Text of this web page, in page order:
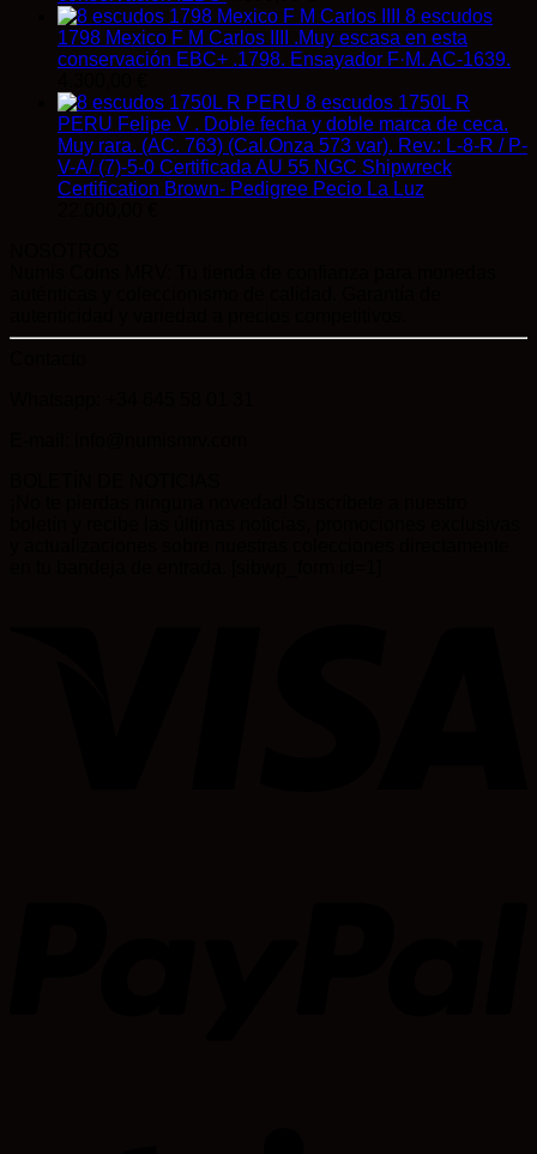
8 escudos
1798 Mexico F M Carlos IIII .Muy escasa en esta
conservación EBC+ .1798. Ensayador F·M. AC-1639.
8 escudos 1750L R
PERU Felipe V . Doble fecha y doble marca de ceca.
Muy rara. (AC. 763) (Cal.Onza 573 var). Rev.: L-8-R / P-
V-A/ (7)-5-0 Certificada AU 55 NGC Shipwreck
Certification Brown- Pedigree Pecio La Luz